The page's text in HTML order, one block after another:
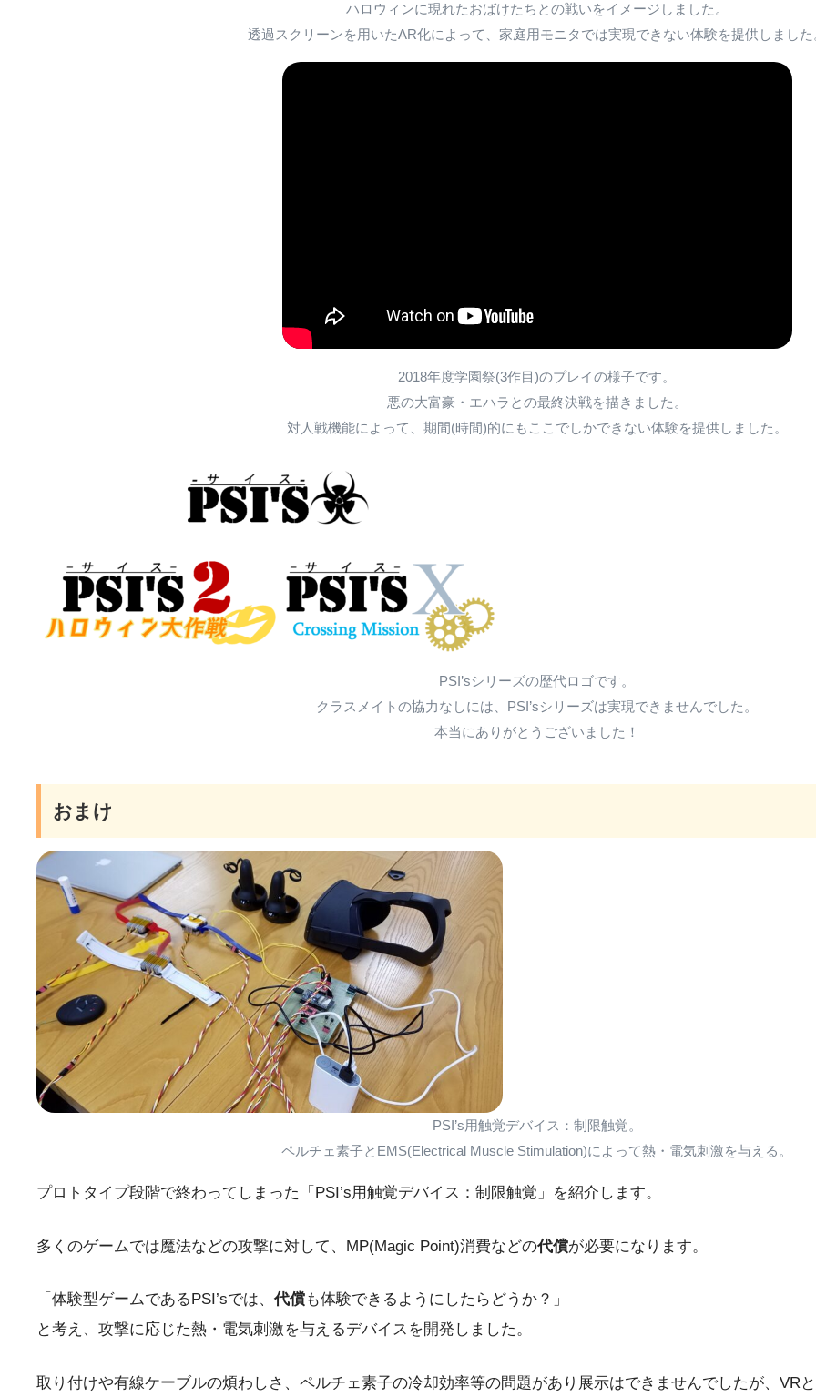
ハロウィンに現れたおばけたちとの戦いをイメージしました。
透過スクリーンを用いたAR化によって、家庭用モニタでは実現できない体験を提供しました
2018年度学園祭(3作目)のプレイの様子です。
悪の大富豪・エハラとの最終決戦を描きました。
対人戦機能によって、期間(時間)的にもここでしかできない体験を提供しました。
PSI’sシリーズの歴代ロゴです。
クラスメイトの協力なしには、PSI’sシリーズは実現できませんでした。
本当にありがとうございました！
おまけ
PSI’s用触覚デバイス：制限触覚。
ペルチェ素子とEMS(Electrical Muscle Stimulation)によって熱・電気刺激を与える。
プロトタイプ段階で終わってしまった「PSI’s用触覚デバイス：制限触覚」を紹介します。
多くのゲームでは魔法などの攻撃に対して、MP(Magic Point)消費などの代償が必要になります。
「体験型ゲームであるPSI’sでは、 代償も体験できるようにしたらどうか？」
と考え、攻撃に応じた熱・電気刺激を与えるデバイスを開発しました。
取り付けや有線ケーブルの煩わしさ、ペルチェ素子の冷却効率等の問題があり展示はできませんでしたが、VR